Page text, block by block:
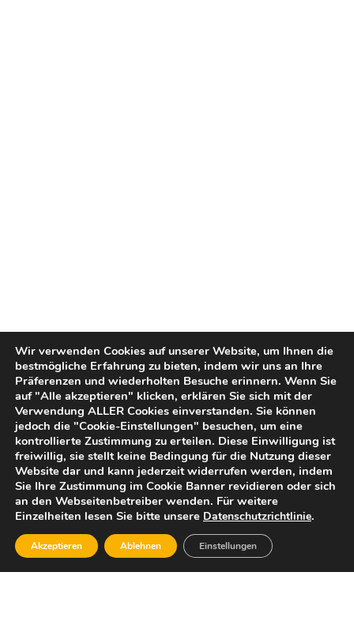
Wir verwenden Cookies auf unserer Website, um Ihnen die
bestmögliche Erfahrung zu bieten, indem wir uns an Ihre
Präferenzen und wiederholten Besuche erinnern. Wenn Sie
auf "Alle akzeptieren" klicken, erklären Sie sich mit der
Verwendung ALLER Cookies einverstanden. Sie können
jedoch die "Cookie-Einstellungen" besuchen, um eine
kontrollierte Zustimmung zu erteilen. Diese Einwilligung ist
freiwillig, sie stellt keine Bedingung für die Nutzung dieser
Website dar und kann jederzeit widerrufen werden, indem
Sie Ihre Zustimmung im Cookie Banner revidieren oder sich
an den Webseitenbetreiber wenden. Für weitere
Einzelheiten lesen Sie bitte unsere Datenschutzrichtlinie.
Akzeptieren Ablehnen Einstellungen